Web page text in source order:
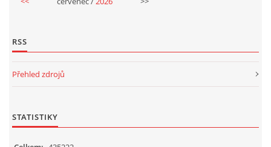
STÁTNÍ SVÁTKY
20.10. DEN STROMŮ
RSS
Přehled zdrojů
STATISTIKY